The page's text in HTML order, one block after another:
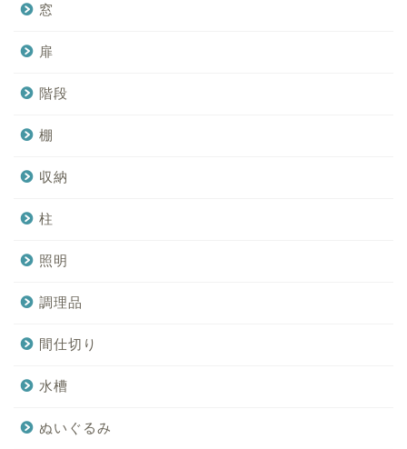
窓
扉
階段
棚
収納
柱
照明
調理品
間仕切り
水槽
ぬいぐるみ